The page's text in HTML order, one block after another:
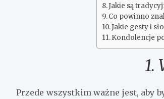
Jakie są
Co powinno
Jakie gesty i
Kondolencje
1.
Przede wszystkim ważne jest, aby